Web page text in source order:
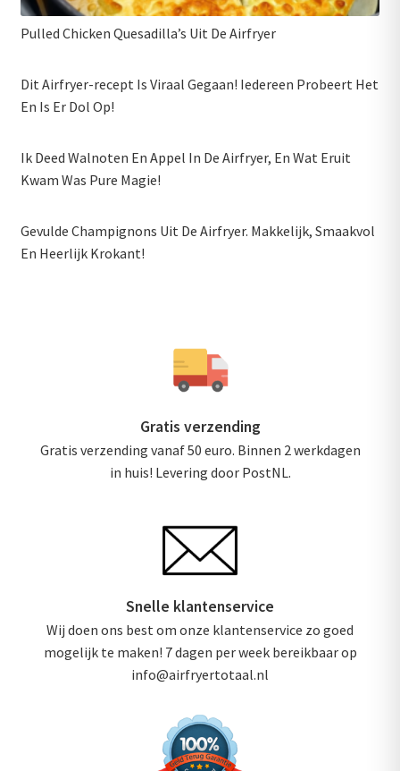
Pulled Chicken Quesadilla’s Uit De Airfryer
Dit Airfryer-recept Is Viraal Gegaan! Iedereen Probeert Het
En Is Er Dol Op!
Ik Deed Walnoten En Appel In De Airfryer, En Wat Eruit
Kwam Was Pure Magie!
Gevulde Champignons Uit De Airfryer. Makkelijk, Smaakvol
En Heerlijk Krokant!
Gratis verzending
Gratis verzending vanaf 50 euro. Binnen 2 werkdagen
in huis! Levering door PostNL.
Snelle klantenservice
Wij doen ons best om onze klantenservice zo goed
mogelijk te maken! 7 dagen per week bereikbaar op
info@airfryertotaal.nl